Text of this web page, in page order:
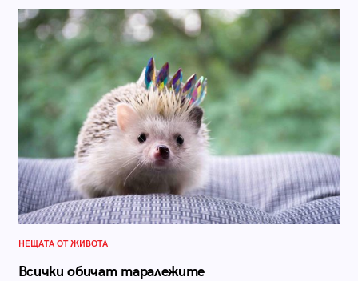
НЕЩАТА ОТ ЖИВОТА
Всички обичат таралежите